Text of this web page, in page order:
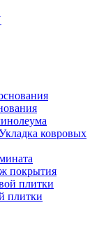
ковровых
покрытия
плитки